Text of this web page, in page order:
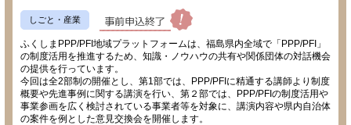
しごと・産業
ふくしまPPP/PFI地域プラットフォームは、福島県内全域で「PPP/PFI」
の制度活用を推進するため、知識・ノウハウの共有や関係団体の対話機会
の提供を行っています。
今回は全2部制の開催とし、第1部では、PPP/PFIに精通する講師より制度
概要や先進事例に関する講演を行い、第２部では、PPP/PFIの制度活用や
事業参画を広く検討されている事業者等を対象に、講演内容や県内自治体
の案件を例とした意見交換会を開催します。